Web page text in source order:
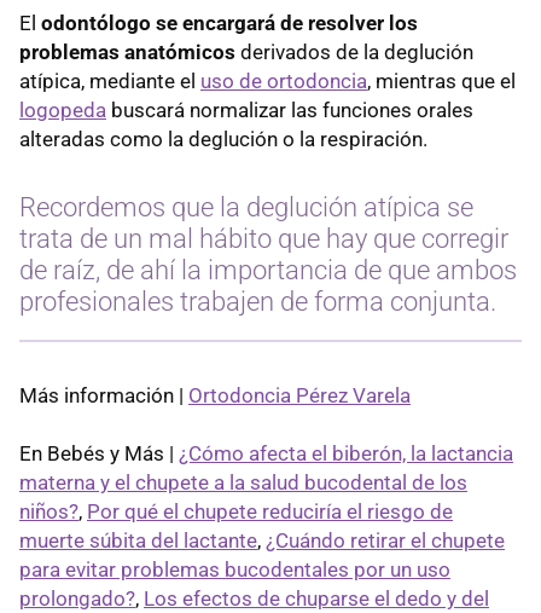
El odontólogo se encargará de resolver los
problemas anatómicos derivados de la deglución
atípica, mediante el uso de ortodoncia, mientras que el
logopeda buscará normalizar las funciones orales
alteradas como la deglución o la respiración.
Recordemos que la deglución atípica se
trata de un mal hábito que hay que corregir
de raíz, de ahí la importancia de que ambos
profesionales trabajen de forma conjunta.
Más información | Ortodoncia Pérez Varela
En Bebés y Más | ¿Cómo afecta el biberón, la lactancia
materna y el chupete a la salud bucodental de los
niños?, Por qué el chupete reduciría el riesgo de
muerte súbita del lactante, ¿Cuándo retirar el chupete
para evitar problemas bucodentales por un uso
prolongado?, Los efectos de chuparse el dedo y del